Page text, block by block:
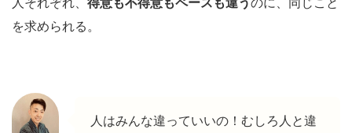
を求められる。
人はみんな違っていいの！むしろ人と違